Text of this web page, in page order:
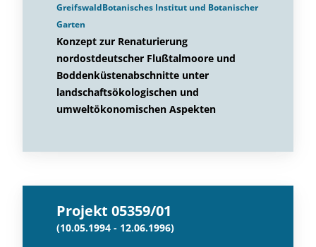
GreifswaldBotanisches Institut und Botanischer
Garten
Konzept zur Renaturierung
nordostdeutscher Flußtalmoore und
Boddenküstenabschnitte unter
landschaftsökologischen und
umweltökonomischen Aspekten
Projekt 05359/01
(10.05.1994 - 12.06.1996)